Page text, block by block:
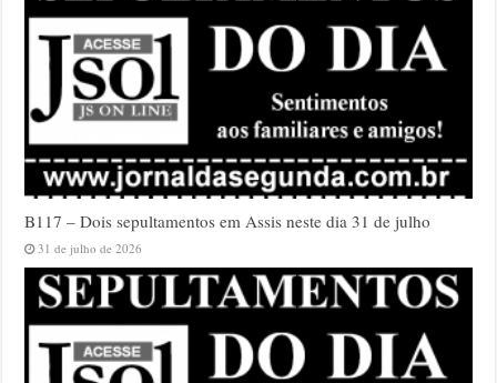
B117 – Dois sepultamentos em Assis neste dia 31 de julho
31 de julho de 2026